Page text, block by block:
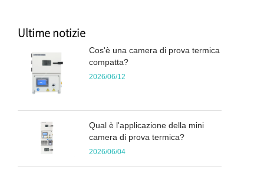
Ultime notizie
Cos'è una camera di prova termica
compatta?
2026/06/12
Qual è l'applicazione della mini
camera di prova termica?
2026/06/04